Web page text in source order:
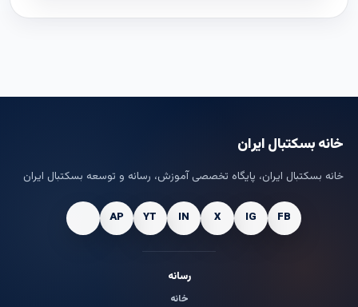
خانه بسکتبال ایران
خانه بسکتبال ایران، پایگاه تخصصی آموزش، رسانه و توسعه بسکتبال ایران
رسانه
خانه